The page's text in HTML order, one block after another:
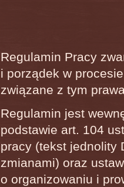
Regulamin Pracy
i porządek w
związane z tym
Regulamin jest
podstawie art. 104
pracy (tekst jednolity
zmianami) oraz
o organizowaniu i